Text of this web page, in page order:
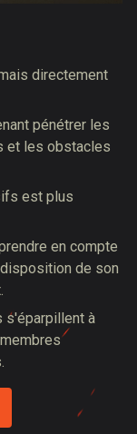
directement
pénétrer les
et les obstacles
est plus
en compte
de son
s'éparpillent à